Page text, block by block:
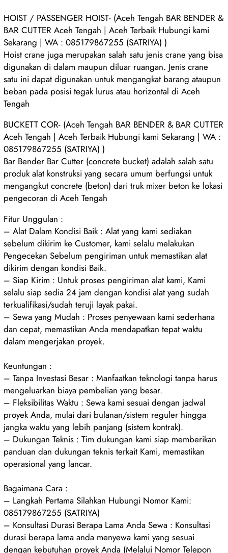
HOIST / PASSENGER HOIST- (Aceh Tengah BAR BENDER &
BAR CUTTER Aceh Tengah | Aceh Terbaik Hubungi kami
Sekarang | WA : 085179867255 (SATRIYA) )
Hoist crane juga merupakan salah satu jenis crane yang bisa
digunakan di dalam maupun diluar ruangan. Jenis crane
satu ini dapat digunakan untuk mengangkat barang ataupun
beban pada posisi tegak lurus atau horizontal di Aceh
Tengah
BUCKETT COR- (Aceh Tengah BAR BENDER & BAR CUTTER
Aceh Tengah | Aceh Terbaik Hubungi kami Sekarang | WA :
085179867255 (SATRIYA) )
Bar Bender Bar Cutter (concrete bucket) adalah salah satu
produk alat konstruksi yang secara umum berfungsi untuk
mengangkut concrete (beton) dari truk mixer beton ke lokasi
pengecoran di Aceh Tengah
Fitur Unggulan :
– Alat Dalam Kondisi Baik : Alat yang kami sediakan
sebelum dikirim ke Customer, kami selalu melakukan
Pengecekan Sebelum pengiriman untuk memastikan alat
dikirim dengan kondisi Baik.
– Siap Kirim : Untuk proses pengiriman alat kami, Kami
selalu siap sedia 24 jam dengan kondisi alat yang sudah
terkualifikasi/sudah teruji layak pakai.
– Sewa yang Mudah : Proses penyewaan kami sederhana
dan cepat, memastikan Anda mendapatkan tepat waktu
dalam mengerjakan proyek.
Keuntungan :
– Tanpa Investasi Besar : Manfaatkan teknologi tanpa harus
mengeluarkan biaya pembelian yang besar.
– Fleksibilitas Waktu : Sewa kami sesuai dengan jadwal
proyek Anda, mulai dari bulanan/sistem reguler hingga
jangka waktu yang lebih panjang (sistem kontrak).
– Dukungan Teknis : Tim dukungan kami siap memberikan
panduan dan dukungan teknis terkait Kami, memastikan
operasional yang lancar.
Bagaimana Cara :
– Langkah Pertama Silahkan Hubungi Nomor Kami:
085179867255 (SATRIYA)
– Konsultasi Durasi Berapa Lama Anda Sewa : Konsultasi
durasi berapa lama anda menyewa kami yang sesuai
dengan kebutuhan proyek Anda (Melalui Nomor Telepon